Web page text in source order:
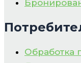
Обработка